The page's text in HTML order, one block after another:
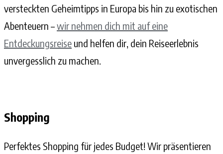
versteckten Geheimtipps in Europa bis hin zu exotischen
Abenteuern –wir nehmen dich mit auf eine
Entdeckungsreise und helfen dir, dein Reiseerlebnis
unvergesslich zu machen.
Shopping
Perfektes Shopping für jedes Budget! Wir präsentieren